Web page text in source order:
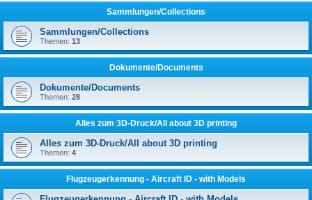
Sammlungen/Collections
Sammlungen/Collections
Themen: 13
Dokumente/Documents
Dokumente/Documents
Themen: 28
Alles zum 3D-Druck/All about 3D printing
Alles zum 3D-Druck/All about 3D printing
Themen: 4
Flugzeugerkennung - Aircraft ID - with Models